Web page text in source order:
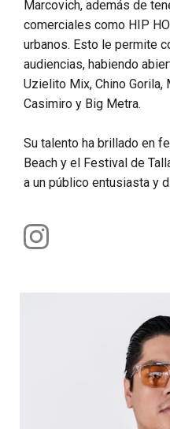
Marcovich, además de
comerciales como HIP
urbanos. Esto le permite
audiencias, habiendo
Uzielito Mix, Chino Gorila,
Casimiro y Big Metra.
Su talento ha brillado en
Beach y el Festival de
a un público entusiasta y